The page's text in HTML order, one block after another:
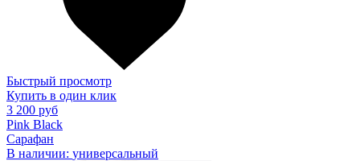
Быстрый просмотр
Купить в один клик
3 200 руб
Pink Black
Сарафан
В наличии: универсальный